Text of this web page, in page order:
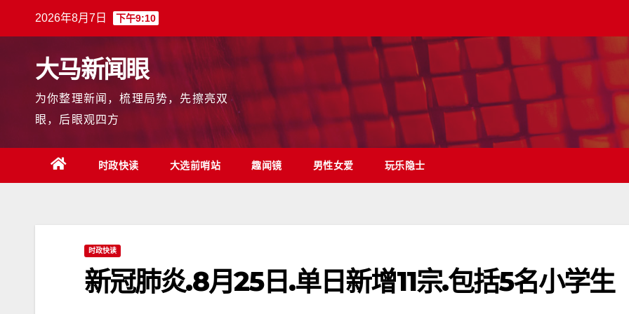
2026年8月7日 下午9:10
大马新闻眼
为你整理新闻，梳理局势，先擦亮双
眼，后眼观四方
时政快读 大选前哨站 趣闻镜 男性女爱 玩乐隐士
时政快读
新冠肺炎.8月25日.单日新增11宗.包括5名小学生